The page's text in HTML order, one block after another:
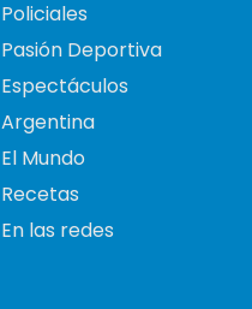
Policiales
Pasión Deportiva
Espectáculos
Argentina
El Mundo
Recetas
En las redes